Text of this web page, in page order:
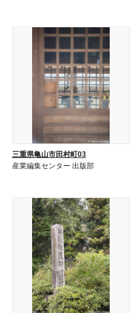
三重県亀山市田村町03
産業編集センター 出版部